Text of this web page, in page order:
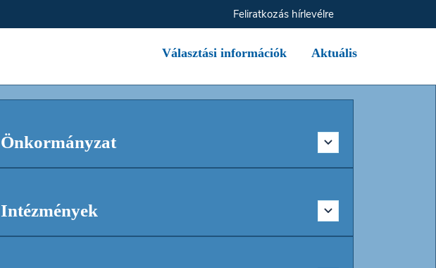
Feliratkozás hírlevélre
Választási információk Aktuális
Önkormányzat
Intézmények